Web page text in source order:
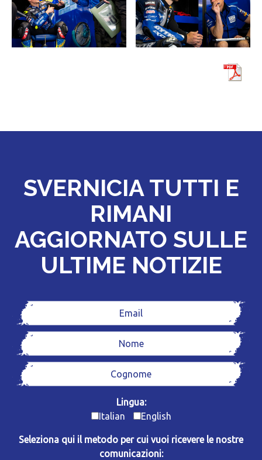
SVERNICIA TUTTI E
RIMANI
AGGIORNATO SULLE
ULTIME NOTIZIE
Lingua:
Italian
English
Seleziona qui il metodo per cui vuoi ricevere le nostre
comunicazioni: